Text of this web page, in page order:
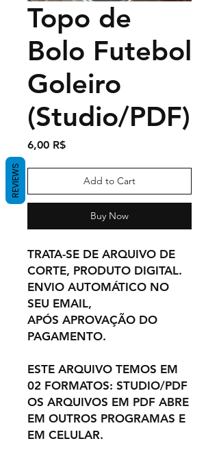
Topo de
Bolo Futebol
Goleiro
(Studio/PDF)
6,00 R$Price
Add to Cart
Buy Now
TRATA-SE DE ARQUIVO DE
CORTE, PRODUTO DIGITAL.
ENVIO AUTOMÁTICO NO
SEU EMAIL,
APÓS APROVAÇÃO DO
PAGAMENTO.
ESTE ARQUIVO TEMOS EM
02 FORMATOS: STUDIO/PDF
OS ARQUIVOS EM PDF ABRE
EM OUTROS PROGRAMAS E
EM CELULAR.
REVIEWS